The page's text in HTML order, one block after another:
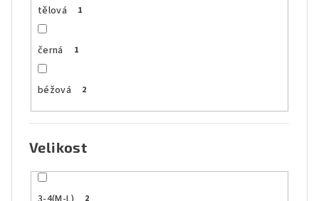
tělová 1
černá 1
béžová 2
Velikost
2